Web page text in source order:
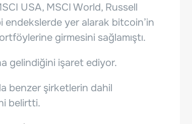
USA, MSCI World, Russell
yer alarak bitcoin’in
girmesini sağlamıştı.
gelindiğini işaret ediyor.
benzer şirketlerin dahil
belirtti.